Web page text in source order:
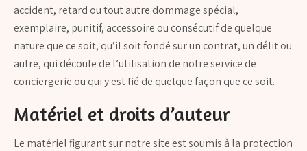
accident, retard ou tout autre dommage spécial,
exemplaire, punitif, accessoire ou consécutif de quelque
nature que ce soit, qu’il soit fondé sur un contrat, un délit ou
autre, qui découle de l’utilisation de notre service de
conciergerie ou qui y est lié de quelque façon que ce soit.
Matériel et droits d’auteur
Le matériel figurant sur notre site est soumis à la protection